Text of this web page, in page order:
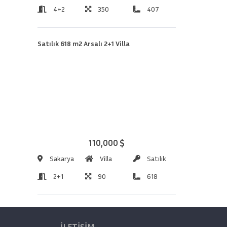
4+2 350 407
Satılık 618 m2 Arsalı 2+1 Villa
110,000 $
Sakarya Villa Satılık
2+1 90 618